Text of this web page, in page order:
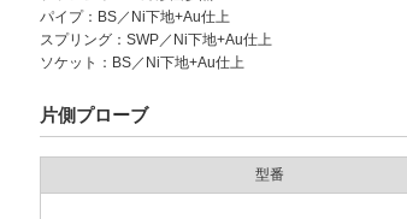
パイプ：BS／Ni下地+Au仕上
スプリング：SWP／Ni下地+Au仕上
ソケット：BS／Ni下地+Au仕上
片側プローブ
型番